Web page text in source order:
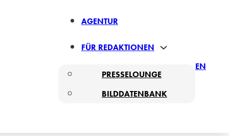
AGENTUR
FÜR REDAKTIONEN
PRESSELOUNGE
BILDDATENBANK
EN